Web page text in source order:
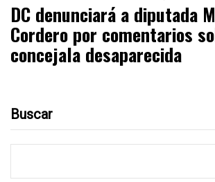
DC denunciará a diputada
Cordero por comentarios
concejala desaparecida
Buscar